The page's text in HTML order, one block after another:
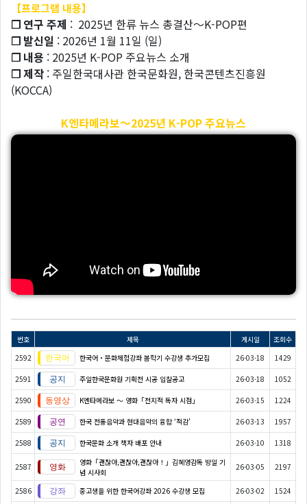
【프로그램 내용】
❐ 연구 주제 : 2025년 한류 뉴스 총결산～K-POP편
❐ 발신일 : 2026년 1월 11일 (일)
❐ 내용 : 2025년 K-POP 주요뉴스 소개
❐ 제작 : 주일한국대사관 한국문화원, 한국콘텐츠진흥원
(KOCCA)
K엔타메라보～2025년 K-POP 주요뉴스
번호 제목 게시일
조회수
2592
한국어・문화체험강좌 봄학기 수강생 추가모집 26-03-18 1429
2591 주일한국문화원 기획전 시공 입찰공고 26-03-18 1052
2590 K엔타메라보 ～ 영화「전지적 독자 시점」 26-03-15 1224
2589 한국 전통음악과 현대음악의 융합 ‘적감’ 26-03-13 1957
2588 한국문화 소개 책자 배포 안내 26-03-10 1318
2587
영화「괜찮아,괜찮아,괜찮아！」김혜영감독 방일 기
념 시사회
26-03-05 2197
2586 중고생을 위한 한국어강좌 2026 수강생 모집 26-03-02 1524